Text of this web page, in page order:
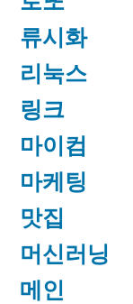
류시화
리눅스
링크
마이컴
마케팅
맛집
머신러닝
메인